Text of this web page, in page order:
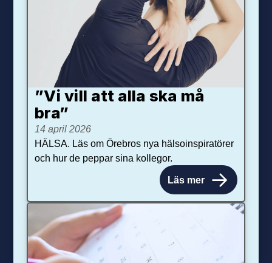
”Vi vill att alla ska må
bra”
14 april 2026
HÄLSA. Läs om Örebros nya hälsoinspiratörer
och hur de peppar sina kollegor.
Läs mer